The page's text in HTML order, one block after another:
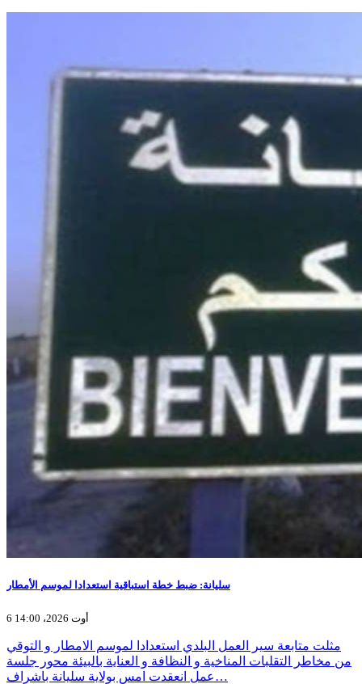
سليانة: ضبط خطة استباقية استعدادا لموسم الأمطار
6 أوت 2026، 14:00
مثلت متابعة سير العمل البلدي استعدادا لموسم الامطار و التوقي
من مخاطر التقلبات المناخية و النظافة و العناية بالبيئة محور جلسة
عمل انعقدت امس بولاية سليانة باشراف…